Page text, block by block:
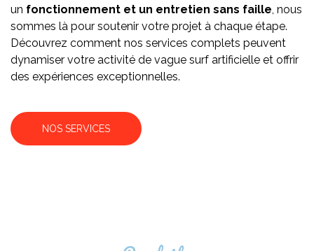
un fonctionnement et un entretien sans faille, nous
sommes là pour soutenir votre projet à chaque étape.
Découvrez comment nos services complets peuvent
dynamiser votre activité de vague surf artificielle et offrir
des expériences exceptionnelles.
NOS SERVICES